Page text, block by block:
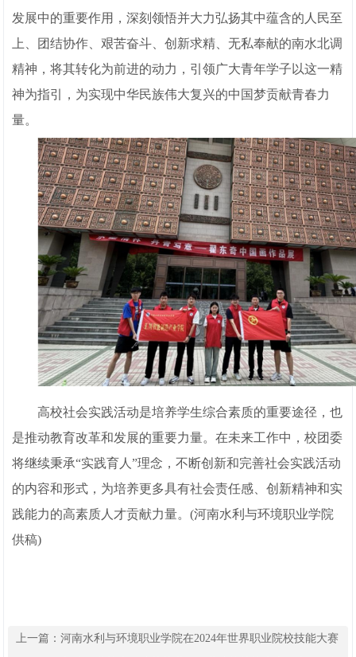
发展中的重要作用，深刻领悟并大力弘扬其中蕴含的人民至
上、团结协作、艰苦奋斗、创新求精、无私奉献的南水北调
精神，将其转化为前进的动力，引领广大青年学子以这一精
神为指引，为实现中华民族伟大复兴的中国梦贡献青春力
量。
高校社会实践活动是培养学生综合素质的重要途径，也
是推动教育改革和发展的重要力量。在未来工作中，校团委
将继续秉承“实践育人”理念，不断创新和完善社会实践活动
的内容和形式，为培养更多具有社会责任感、创新精神和实
践能力的高素质人才贡献力量。(河南水利与环境职业学院
供稿)
上一篇：河南水利与环境职业学院在2024年世界职业院校技能大赛